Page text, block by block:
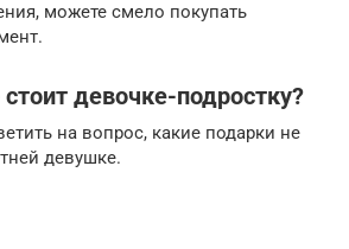
можете смело покупать
девочке-подростку?
на вопрос, какие подарки не
девушке.